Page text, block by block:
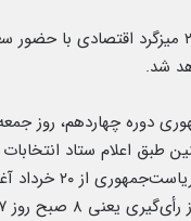
از ساعت ۲۲:۴۵ تا ۲۴ میزگرد اقتصادی
شد.
طبق اعلام ستاد انتخابات
نامزدهای